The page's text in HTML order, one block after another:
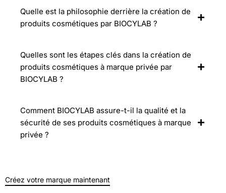
Quelle est la philosophie derrière la création de
produits cosmétiques par BIOCYLAB ?
Quelles sont les étapes clés dans la création de
produits cosmétiques à marque privée par
BIOCYLAB ?
Comment BIOCYLAB assure-t-il la qualité et la
sécurité de ses produits cosmétiques à marque
privée ?
Créez votre marque maintenant